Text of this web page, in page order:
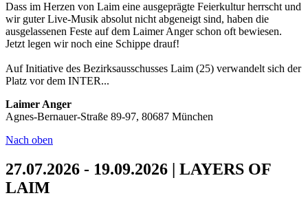
Dass im Herzen von Laim eine ausgeprägte Feierkultur herrscht und
wir guter Live-Musik absolut nicht abgeneigt sind, haben die
ausgelassenen Feste auf dem Laimer Anger schon oft bewiesen.
Jetzt legen wir noch eine Schippe drauf!
Auf Initiative des Bezirksausschusses Laim (25) verwandelt sich der
Platz vor dem INTER...
Laimer Anger
Agnes-Bernauer-Straße 89-97, 80687 München
Nach oben
27.07.2026 - 19.09.2026 | LAYERS OF
LAIM